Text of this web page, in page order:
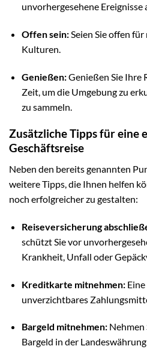
unvorhergesehene Ereignisse
Offen sein:Seien Sie offen
Kulturen.
Genießen:Genießen Sie Ihre
Zeit, um die Umgebung zu
zu sammeln.
Zusätzliche Tipps für eine
Geschäftsreise
Neben den bereits genannten
weitere Tipps, die Ihnen helfen
noch erfolgreicher zu gestalten:
Reiseversicherung
schützt Sie vor
Krankheit, Unfall oder
Kreditkarte mitnehmen:Eine
unverzichtbares
Bargeld mitnehmen:Nehmen
Bargeld in der